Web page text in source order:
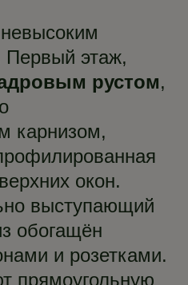
Первый этаж,
рустом,
карнизом,
окон.
выступающий
обогащён
и розетками.
прямоугольную